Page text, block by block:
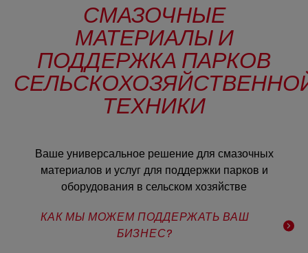
СМАЗОЧНЫЕ
МАТЕРИАЛЫ И
ПОДДЕРЖКА ПАРКОВ
ТЕХНИКИ
Ваше универсальное решение для смазочных
материалов и услуг для поддержки парков и
оборудования в сельском хозяйстве
КАК МЫ МОЖЕМ ПОДДЕРЖАТЬ ВАШ
БИЗНЕС?